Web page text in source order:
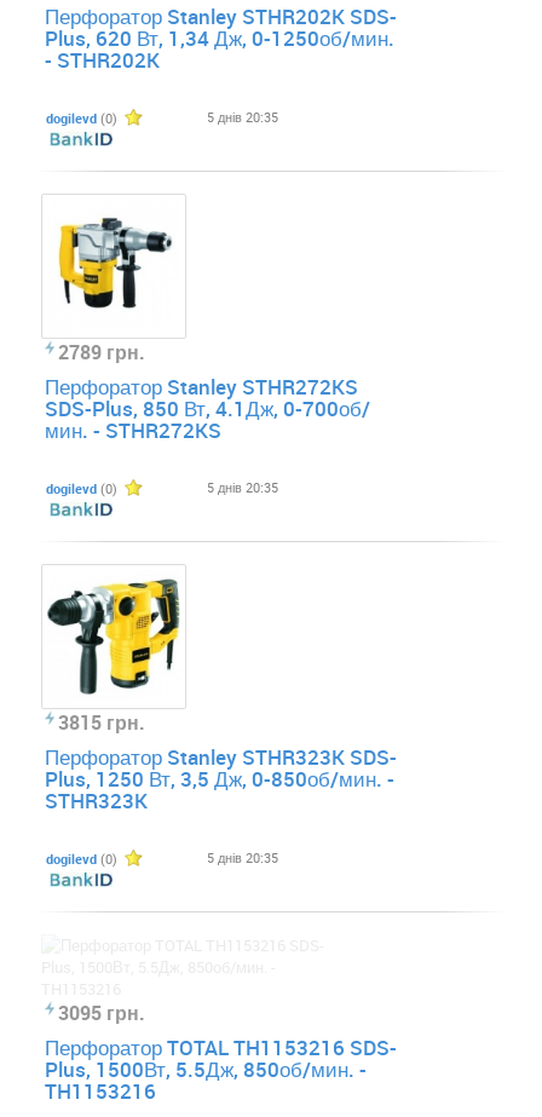
Перфоратор Stanley STHR202K SDS-
Plus, 620 Вт, 1,34 Дж, 0-1250об/мин.
- STHR202K
dogilevd (0) 5 днів 20:35
2789 грн.
Перфоратор Stanley STHR272KS
SDS-Plus, 850 Вт, 4.1Дж, 0-700об/
мин. - STHR272KS
dogilevd (0) 5 днів 20:35
3815 грн.
Перфоратор Stanley STHR323K SDS-
Plus, 1250 Вт, 3,5 Дж, 0-850об/мин. -
STHR323K
dogilevd (0) 5 днів 20:35
3095 грн.
Перфоратор TOTAL TH1153216 SDS-
Plus, 1500Вт, 5.5Дж, 850об/мин. -
TH1153216